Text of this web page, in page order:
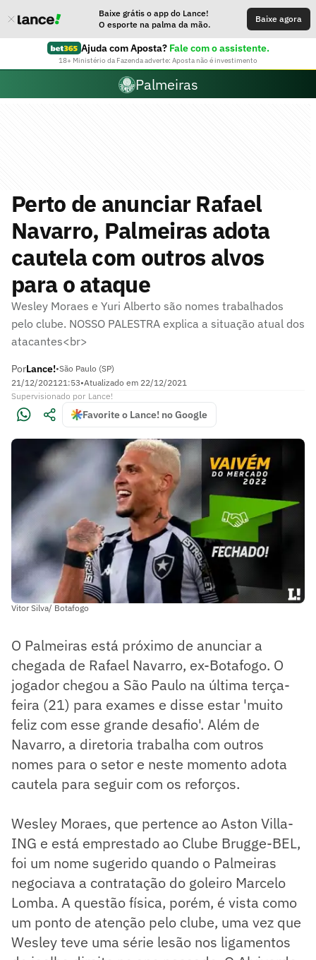
Baixe grátis o app do Lance!
O esporte na palma da mão.
Baixe agora
Ajuda com Aposta? Fale com o assistente.
18+ Ministério da Fazenda adverte: Aposta não é investimento
Palmeiras
Perto de anunciar Rafael
Navarro, Palmeiras adota
cautela com outros alvos
para o ataque
Wesley Moraes e Yuri Alberto são nomes trabalhados
pelo clube. NOSSO PALESTRA explica a situação atual dos
atacantes<br>
PorLance!•São Paulo (SP)
21/12/202121:53•Atualizado em 22/12/2021
Supervisionado por Lance!
Favorite o Lance! no Google
Vitor Silva/ Botafogo
O Palmeiras está próximo de anunciar a
chegada de Rafael Navarro, ex-Botafogo. O
jogador chegou a São Paulo na última terça-
feira (21) para exames e disse estar 'muito
feliz com esse grande desafio'. Além de
Navarro, a diretoria trabalha com outros
nomes para o setor e neste momento adota
cautela para seguir com os reforços.
Wesley Moraes, que pertence ao Aston Villa-
ING e está emprestado ao Clube Brugge-BEL,
foi um nome sugerido quando o Palmeiras
negociava a contratação do goleiro Marcelo
Lomba. A questão física, porém, é vista como
um ponto de atenção pelo clube, uma vez que
Wesley teve uma série lesão nos ligamentos